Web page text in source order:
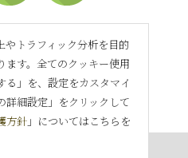
やトラフィック分析を目的
ます。全てのクッキー使用
る」を、設定をカスタマイ
詳細設定」をクリックして
方針 」についてはこちらを